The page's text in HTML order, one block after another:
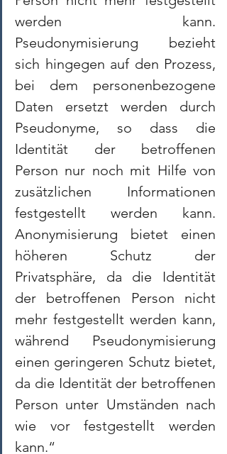
werden kann.
Pseudonymisierung bezieht
sich hingegen auf den Prozess,
bei dem personenbezogene
Daten ersetzt werden durch
Pseudonyme, so dass die
Identität der betroffenen
Person nur noch mit Hilfe von
zusätzlichen Informationen
festgestellt werden kann.
Anonymisierung bietet einen
höheren Schutz der
Privatsphäre, da die Identität
der betroffenen Person nicht
mehr festgestellt werden kann,
während Pseudonymisierung
einen geringeren Schutz bietet,
da die Identität der betroffenen
Person unter Umständen nach
wie vor festgestellt werden
kann.“